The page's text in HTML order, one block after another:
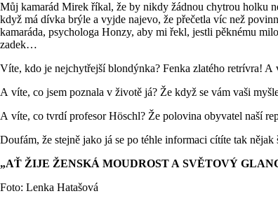
Můj kamarád Mirek říkal, že by nikdy žádnou chytrou holku
když má dívka brýle a vyjde najevo, že přečetla víc než
kamaráda, psychologa Honzy, aby mi řekl, jestli pěknému
zadek…
Víte, kdo je nejchytřejší blondýnka? Fenka zlatého retrívra! A
A víte, co jsem poznala v životě já? Že když se vám vaši
A víte, co tvrdí profesor Höschl? Že polovina obyvatel naší
Doufám, že stejně jako já se po téhle informaci cítíte tak
„AŤ ŽIJE ŽENSKÁ MOUDROST A SVĚTOVÝ
Foto: Lenka Hatašová